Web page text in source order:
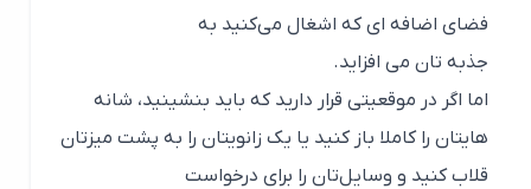
فضای اضافه ای که اشغال می‌کنید به
جذبه تان می افزاید.
اما اگر در موقعیتی قرار دارید که باید بنشینید، شانه
هایتان را کاملا باز کنید یا یک زانویتان را به پشت میزتان
قلاب کنید و وسایل‌تان را برای درخواست